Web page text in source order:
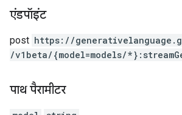
एंडपॉइंट
post https: / /
/v1beta/{model=models/
पाथ पैरामीटर